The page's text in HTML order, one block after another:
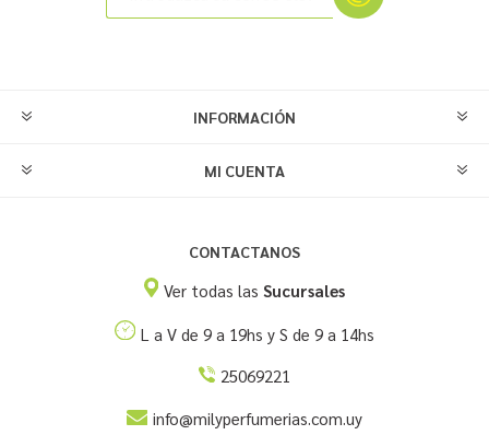
INFORMACIÓN
MI CUENTA
CONTACTANOS
Ver todas las Sucursales
L a V de 9 a 19hs y S de 9 a 14hs
25069221
info@milyperfumerias.com.uy